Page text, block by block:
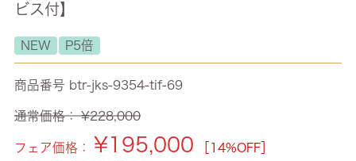
ビス付】
NEW P5倍
商品番号 btr-jks-9354-tif-69
通常価格： ¥228,000
フェア価格： ¥195,000
［14%OFF］